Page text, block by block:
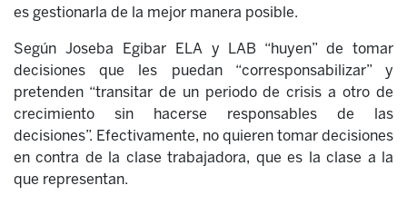
es gestionarla de la mejor manera posible.
Según Joseba Egibar ELA y LAB “huyen” de tomar
decisiones que les puedan “corresponsabilizar” y
pretenden “transitar de un periodo de crisis a otro de
crecimiento sin hacerse responsables de las
decisiones”. Efectivamente, no quieren tomar decisiones
en contra de la clase trabajadora, que es la clase a la
que representan.